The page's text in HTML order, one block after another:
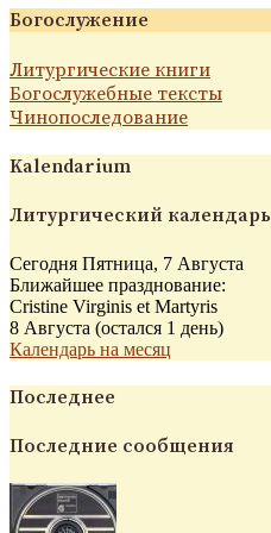
Богослужение
Литургические книги
Богослужебные тексты
Чинопоследование
Kalendarium
Литургический календарь
Сегодня Пятница, 7 Августа
Ближайшее празднование:
Cristine Virginis et Martyris
8 Августа (остался 1 день)
Календарь на месяц
Последнее
Последние сообщения